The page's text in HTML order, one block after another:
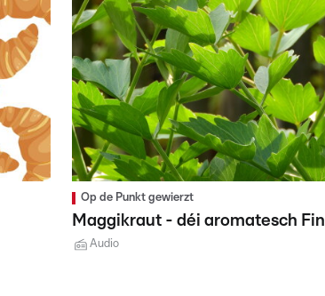
Op de Punkt gewierzt
Maggikraut - déi aromatesch
Audio